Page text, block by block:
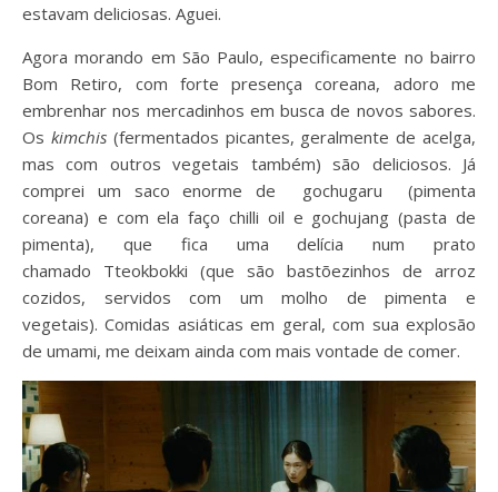
estavam deliciosas. Aguei.
Agora morando em São Paulo, especificamente no bairro
Bom Retiro, com forte presença coreana, adoro me
embrenhar nos mercadinhos em busca de novos sabores.
Os kimchis (fermentados picantes, geralmente de acelga,
mas com outros vegetais também) são deliciosos. Já
comprei um saco enorme de gochugaru (pimenta
coreana) e com ela faço chilli oil e gochujang (pasta de
pimenta), que fica uma delícia num prato
chamado Tteokbokki (que são bastõezinhos de arroz
cozidos, servidos com um molho de pimenta e
vegetais). Comidas asiáticas em geral, com sua explosão
de umami, me deixam ainda com mais vontade de comer.